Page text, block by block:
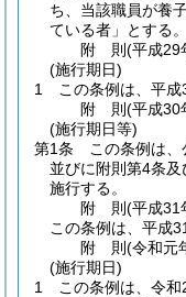
ち、当該職員が養
ている者」とする。
附 則(平成29
(施行期日)
1
この条例は、平成
附 則(平成30
(施行期日等)
第1条
この条例は、
並びに附則第4条
施行する。
附 則(平成31
この条例は、平成
附 則(令和元
(施行期日)
1
この条例は、令和